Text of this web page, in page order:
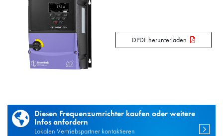
DPDF herunterladen
Diesen Frequenzumrichter kaufen oder weitere
Infos anfordern
Lokalen Vertriebspartner kontaktieren